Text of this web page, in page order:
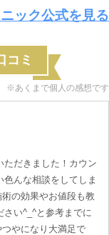
ック公式を見る
コミ
※あくまで個人の感想です
ただきました！カウン
んな相談をしてしま
の効果やお値段も教
い^_^と参考までに
やになり大満足で